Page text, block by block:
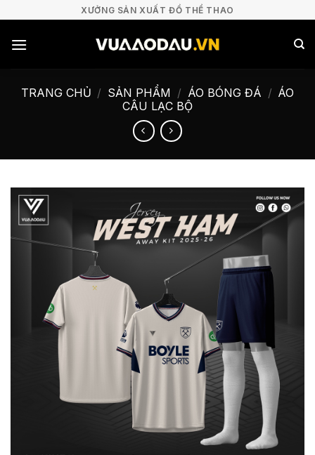
nội
XƯỞNG SẢN XUẤT ĐỒ THỂ THAO
TRANG CHỦ / SẢN PHẨM / ÁO BÓNG ĐÁ / ÁO
CÂU LẠC BỘ